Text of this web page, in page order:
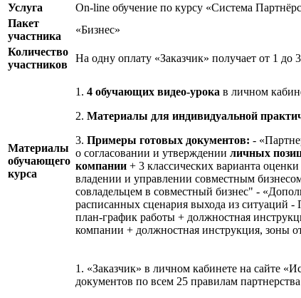
Услуга
On-line обучение по курсу «Система
Пакет
участника
«Бизнес»
Количество
участников
На одну оплату «Заказчик» получает от 1 до
Материалы
обучающего
курса
1. 4 обучающих видео-урока в личном
2. Материалы для индивидуальной
3. Примеры готовых документов: -
о согласовании и утверждении личных
компании + 3 классических варианта
владении и управлении совместным
совладельцем в совместный бизнес" -
расписанных сценария выхода из ситуаций -
план-график работы + должностная
компании + должностная инструкция, зоны
1. «Заказчик» в личном кабинете на сайте
документов по всем 25 правилам партнерства